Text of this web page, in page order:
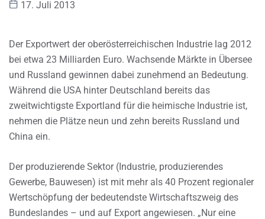
17. Juli 2013
Der Exportwert der oberösterreichischen Industrie lag 2012
bei etwa 23 Milliarden Euro. Wachsende Märkte in Übersee
und Russland gewinnen dabei zunehmend an Bedeutung.
Während die USA hinter Deutschland bereits das
zweitwichtigste Exportland für die heimische Industrie ist,
nehmen die Plätze neun und zehn bereits Russland und
China ein.
Der produzierende Sektor (Industrie, produzierendes
Gewerbe, Bauwesen) ist mit mehr als 40 Prozent regionaler
Wertschöpfung der bedeutendste Wirtschaftszweig des
Bundeslandes – und auf Export angewiesen. „Nur eine